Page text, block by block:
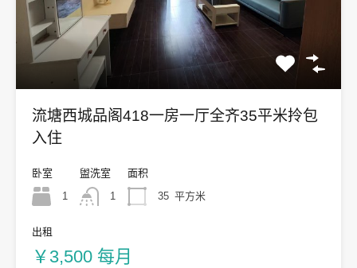
流塘西城品阁418一房一厅全齐35平米拎包
入住
卧室
1
盥洗室
1
面积
35 平方米
出租
￥3,500 每月